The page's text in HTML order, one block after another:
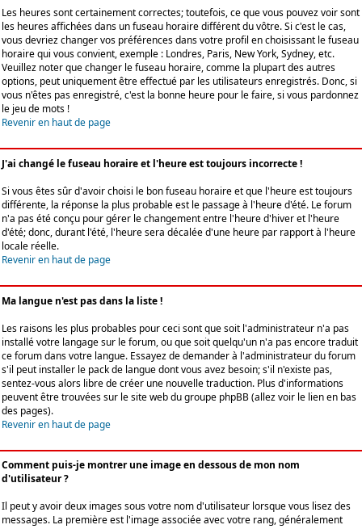
Les heures sont certainement correctes; toutefois, ce que vous pouvez voir sont
les heures affichées dans un fuseau horaire différent du vôtre. Si c'est le cas,
vous devriez changer vos préférences dans votre profil en choisissant le fuseau
horaire qui vous convient, exemple : Londres, Paris, New York, Sydney, etc.
Veuillez noter que changer le fuseau horaire, comme la plupart des autres
options, peut uniquement être effectué par les utilisateurs enregistrés. Donc, si
vous n'êtes pas enregistré, c'est la bonne heure pour le faire, si vous pardonnez
le jeu de mots !
Revenir en haut de page
J'ai changé le fuseau horaire et l'heure est toujours incorrecte !
Si vous êtes sûr d'avoir choisi le bon fuseau horaire et que l'heure est toujours
différente, la réponse la plus probable est le passage à l'heure d'été. Le forum
n'a pas été conçu pour gérer le changement entre l'heure d'hiver et l'heure
d'été; donc, durant l'été, l'heure sera décalée d'une heure par rapport à l'heure
locale réelle.
Revenir en haut de page
Ma langue n'est pas dans la liste !
Les raisons les plus probables pour ceci sont que soit l'administrateur n'a pas
installé votre langage sur le forum, ou que soit quelqu'un n'a pas encore traduit
ce forum dans votre langue. Essayez de demander à l'administrateur du forum
s'il peut installer le pack de langue dont vous avez besoin; s'il n'existe pas,
sentez-vous alors libre de créer une nouvelle traduction. Plus d'informations
peuvent être trouvées sur le site web du groupe phpBB (allez voir le lien en bas
des pages).
Revenir en haut de page
Comment puis-je montrer une image en dessous de mon nom
d'utilisateur ?
Il peut y avoir deux images sous votre nom d'utilisateur lorsque vous lisez des
messages. La première est l'image associée avec votre rang, généralement